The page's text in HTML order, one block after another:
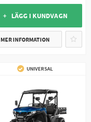
+ LÄGG I KUNDVAGN
MER INFORMATION
UNIVERSAL